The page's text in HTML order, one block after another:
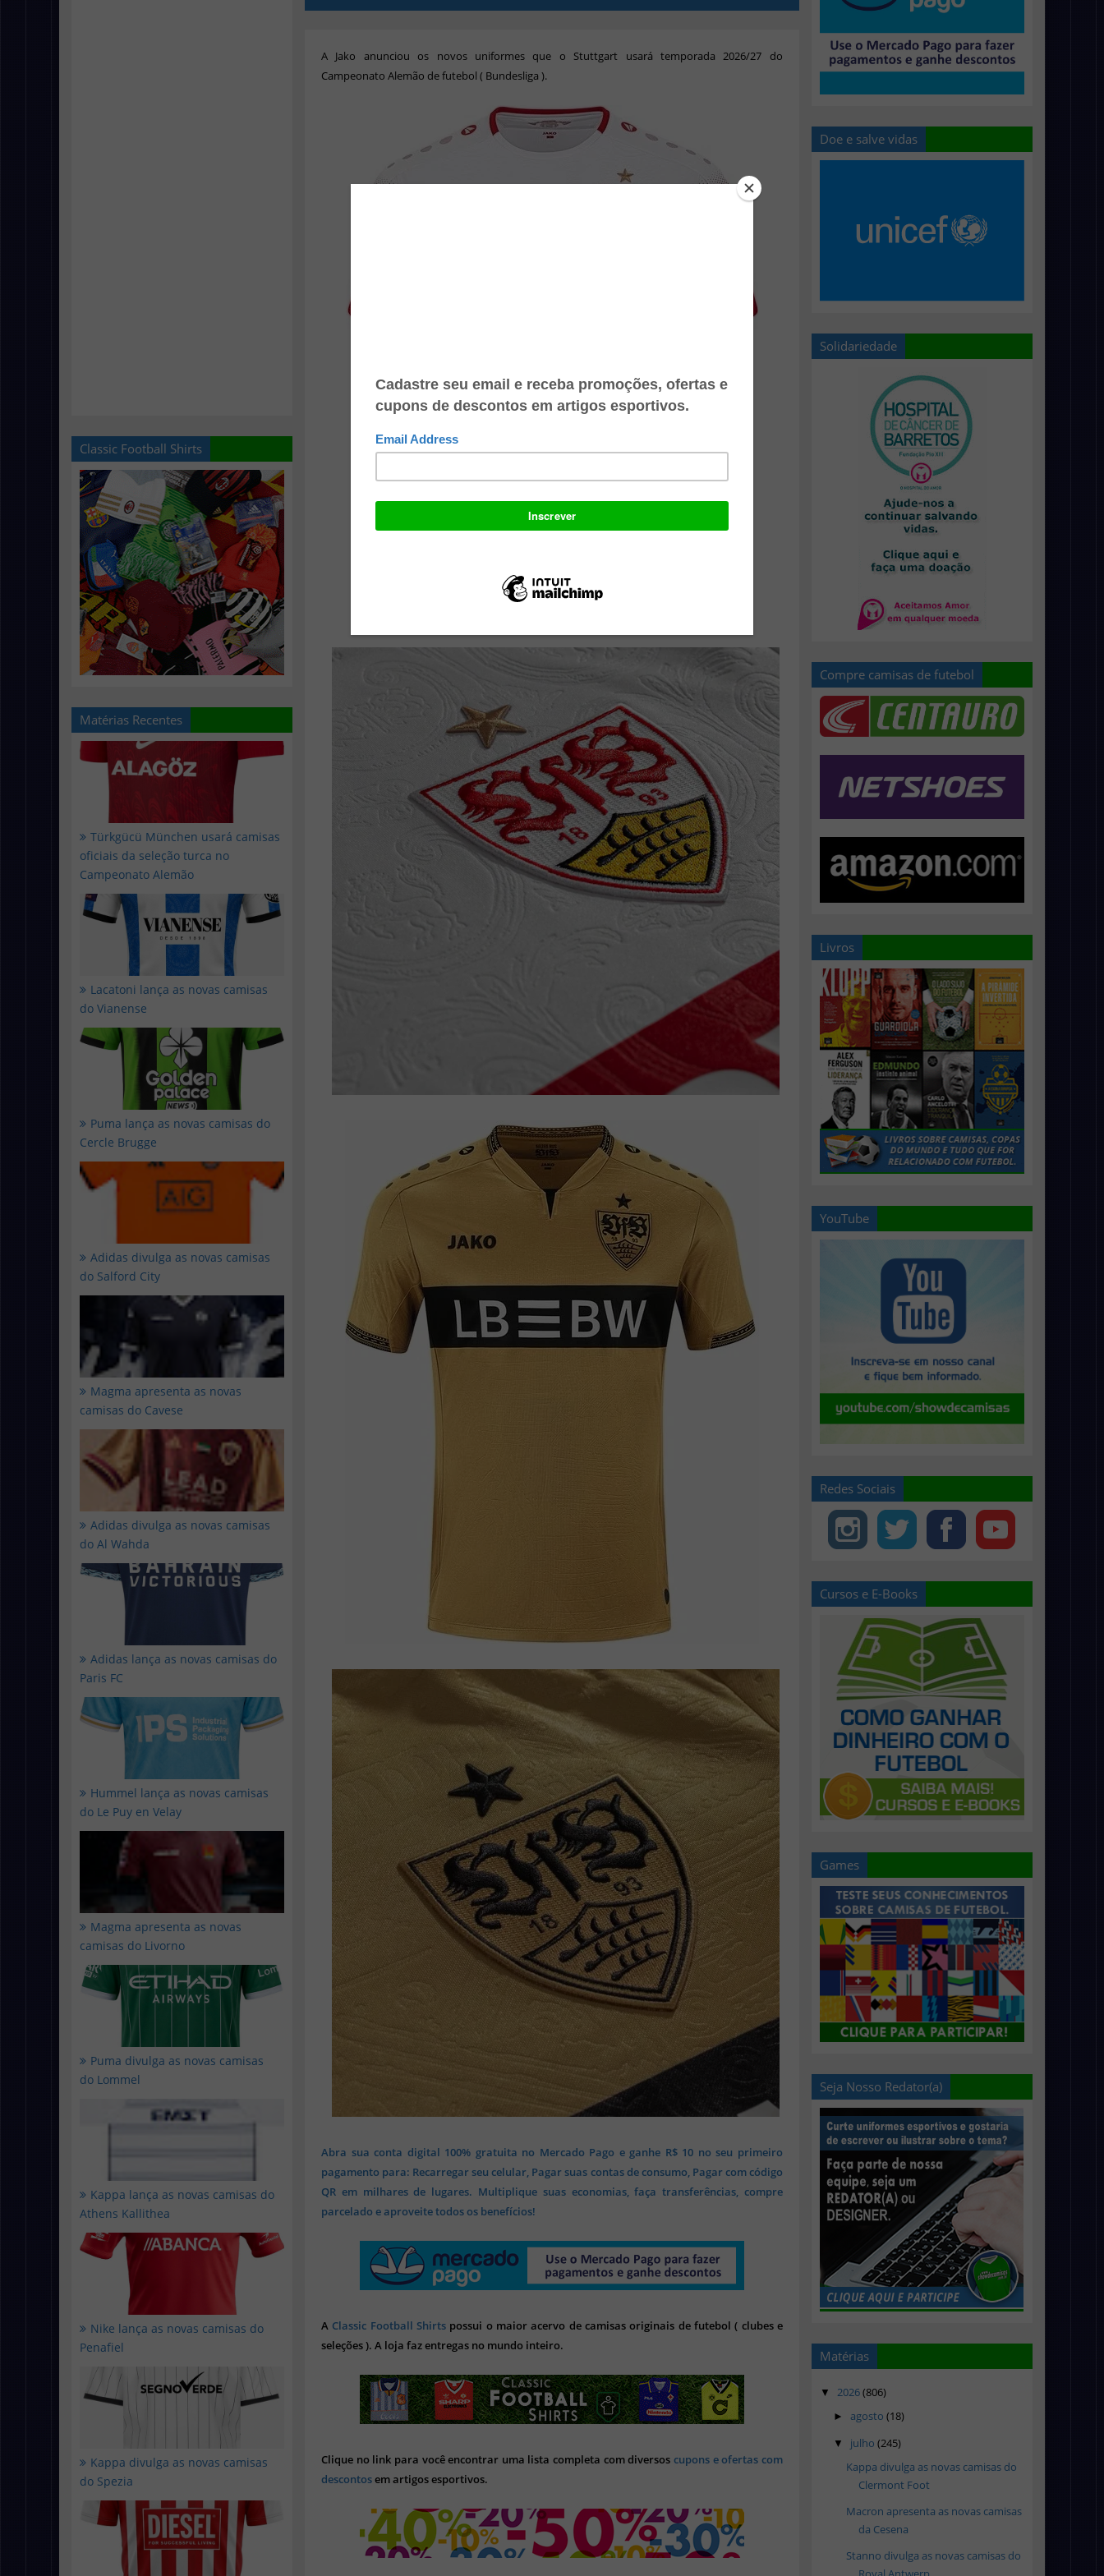
Classic Football Shirts
Matérias Recentes
Türkgücü München usará camisas
oficiais da seleção turca no
Campeonato Alemão
Lacatoni lança as novas camisas
do Vianense
Puma lança as novas camisas do
Cercle Brugge
Adidas divulga as novas camisas
do Salford City
Magma apresenta as novas
camisas do Cavese
Adidas divulga as novas camisas
do Al Wahda
Adidas lança as novas camisas do
Paris FC
Hummel lança as novas camisas
do Le Puy en Velay
Magma apresenta as novas
camisas do Livorno
Puma divulga as novas camisas
do Lommel
Kappa lança as novas camisas do
Athens Kallithea
Nike lança as novas camisas do
Penafiel
Kappa divulga as novas camisas
do Spezia
A Jako anunciou os novos uniformes que o Stuttgart usará temporada 2026/27 do
Campeonato Alemão de futebol ( Bundesliga ).
Abra sua conta digital 100% gratuita no Mercado Pago e ganhe R$ 10 no seu primeiro
pagamento para: Recarregar seu celular, Pagar suas contas de consumo, Pagar com código
QR em milhares de lugares. Multiplique suas economias, faça transferências, compre
parcelado e aproveite todos os benefícios!
A Classic Football Shirts possui o maior acervo de camisas originais de futebol ( clubes e
seleções ). A loja faz entregas no mundo inteiro.
Clique no link para você encontrar uma lista completa com diversoscupons e ofertas com
descontosem artigos esportivos.
Doe e salve vidas
Solidariedade
Compre camisas de futebol
Livros
YouTube
Redes Sociais
Cursos e E-Books
Games
Seja Nosso Redator(a)
Matérias
▼ 2026(806)
► agosto (18)
▼ julho (245)
Kappa divulga as novas camisas do
Clermont Foot
Macron apresenta as novas camisas
da Cesena
Stanno divulga as novas camisas do